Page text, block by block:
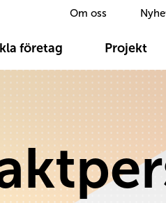
Om oss
företag
Projekt